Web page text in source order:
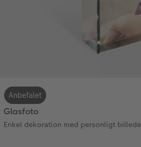
Glasfoto
Enkel dekoration med personligt billede
Anbefalet